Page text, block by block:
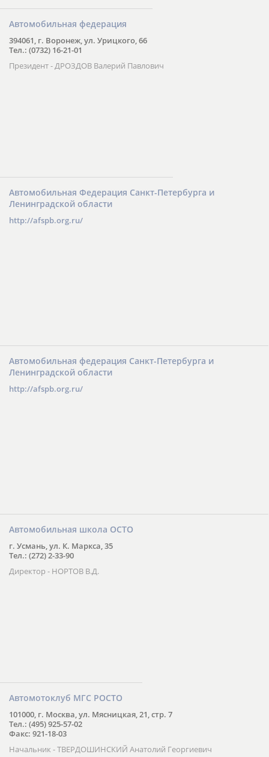
Автомобильная федерация
394061, г. Воронеж, ул. Урицкого, 66
Тел.: (0732) 16-21-01
Президент - ДРОЗДОВ Валерий Павлович
Автомобильная Федерация Санкт-Петербурга и
Ленинградской области
http://afspb.org.ru/
Автомобильная федерация Санкт-Петербурга и
Ленинградской области
http://afspb.org.ru/
Автомобильная школа ОСТО
г. Усмань, ул. К. Маркса, 35
Тел.: (272) 2-33-90
Директор - НОРТОВ В.Д.
Автомотоклуб МГС РОСТО
101000, г. Москва, ул. Мясницкая, 21, стр. 7
Тел.: (495) 925-57-02
Факс: 921-18-03
Начальник - ТВЕРДОШИНСКИЙ Анатолий Георгиевич